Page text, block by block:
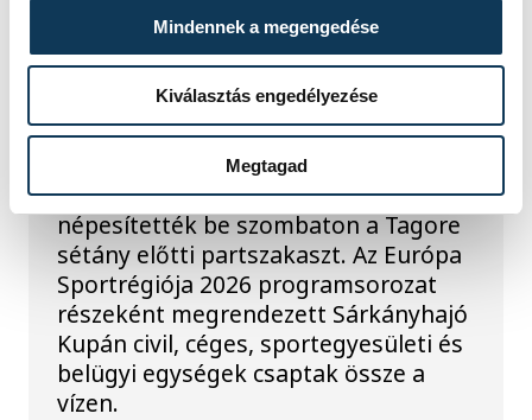
Mindennek a megengedése
Kiválasztás engedélyezése
Megtagad
Megszelídítették a
sárkányokat
A dobok ritmusára evező csapatok
népesítették be szombaton a Tagore
sétány előtti partszakaszt. Az Európa
Sportrégiója 2026 programsorozat
részeként megrendezett Sárkányhajó
Kupán civil, céges, sportegyesületi és
belügyi egységek csaptak össze a
vízen.